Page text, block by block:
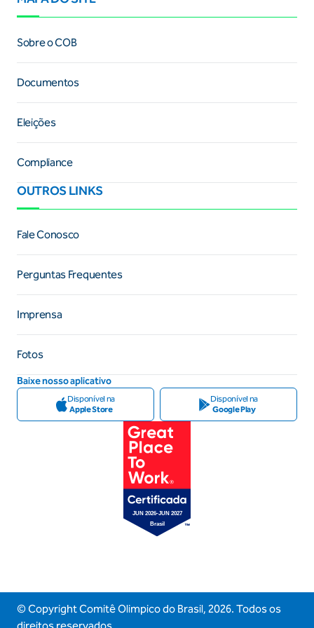
Sobre o COB
Documentos
Eleições
Compliance
OUTROS LINKS
Fale Conosco
Perguntas Frequentes
Imprensa
Fotos
Baixe nosso aplicativo
Disponível na
Apple Store
Disponível na
Google Play
© Copyright Comitê Olimpico do Brasil, 2026. Todos os